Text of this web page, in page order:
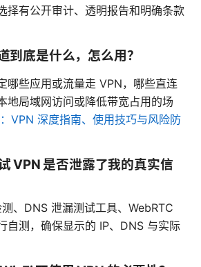
择有公开审计、透明报告和明确条款
到底是什么，怎么用？
哪些应用或流量走 VPN，哪些直连
地局域网访问或降低带宽占用的场
VPN 深度指南、使用技巧与风险防
VPN 是否泄露了我的真实信
、DNS 泄漏测试工具、WebRTC
自测，确保显示的 IP、DNS 与实际